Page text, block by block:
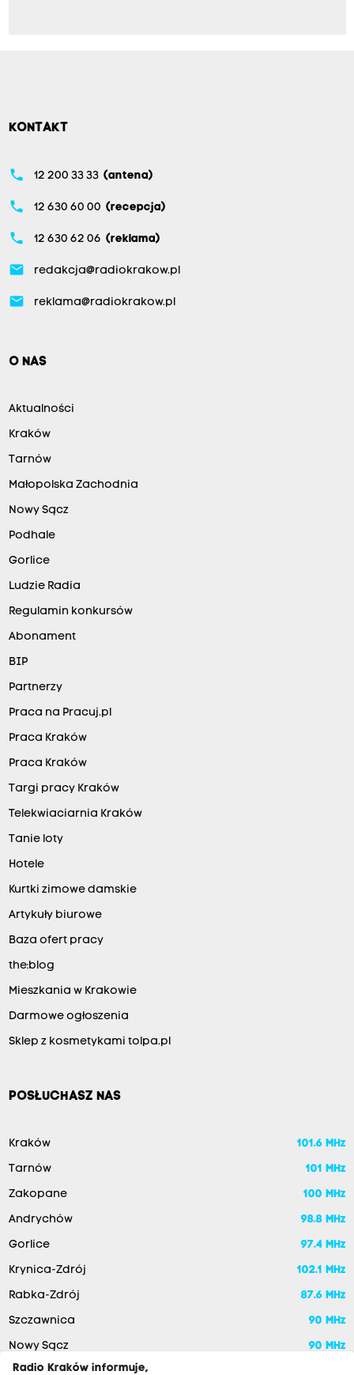
KONTAKT
phone 12 200 33 33 (antena)
phone 12 630 60 00 (recepcja)
phone 12 630 62 06 (reklama)
email redakcja@radiokrakow.pl
email reklama@radiokrakow.pl
O NAS
Aktualności
Kraków
Tarnów
Małopolska Zachodnia
Nowy Sącz
Podhale
Gorlice
Ludzie Radia
Regulamin konkursów
Abonament
BIP
Partnerzy
Praca na Pracuj.pl
Praca Kraków
Praca Kraków
Targi pracy Kraków
Telekwiaciarnia Kraków
Tanie loty
Hotele
Kurtki zimowe damskie
Artykuły biurowe
Baza ofert pracy
the:blog
Mieszkania w Krakowie
Darmowe ogłoszenia
Sklep z kosmetykami tolpa.pl
POSŁUCHASZ NAS
Kraków 101.6 MHz
Tarnów 101 MHz
Zakopane 100 MHz
Andrychów 98.8 MHz
Gorlice 97.4 MHz
Krynica-Zdrój 102.1 MHz
Rabka-Zdrój 87.6 MHz
Szczawnica 90 MHz
Nowy Sącz
90 MHz
Radio Kraków informuje,